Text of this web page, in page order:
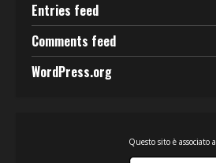
Entries feed
Comments feed
WordPress.org
Questo sito è associato